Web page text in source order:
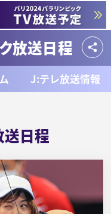
放送日程
J:テレ放送情報
送日程